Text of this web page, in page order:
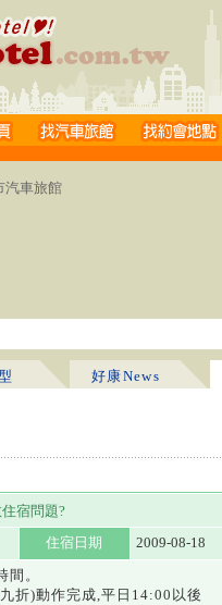
汽車旅館
好康News
宿問題?
住宿日期
2009-08-18
。
折)動作完成,平日14:00以後